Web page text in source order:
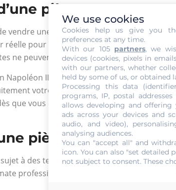
pièce 20 Francs
vendre une pièce de 20 Francs Or
réelle pour ne pas à la payer trop cher ni à
ne peuvent pas estimer une pièce d’or à
Napoléon III d’or de 20 Francs, car sa
votre avoir. Cette action ne vous
que vous en aurez besoin d’autant plus
pièce 20 Francs Or
à des tendances fluctuantes. La
professionnel se doit d’avoir le coup
We use cookies
Cookies help us give you
preferences at any time.
With our 105 partners, we
devices (cookies, pixels in
with our partners, whether
held by some of us, or obtained
Processing this data
programs, IP, postal
allows developing and
ads across your devices and
audio, and video),
analysing audiences.
You can "accept all" and
icon. You can also "set detailed
not subject to consent. These